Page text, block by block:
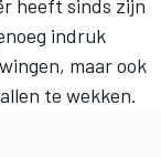
heeft sinds zijn
indruk
maar ook
te wekken.